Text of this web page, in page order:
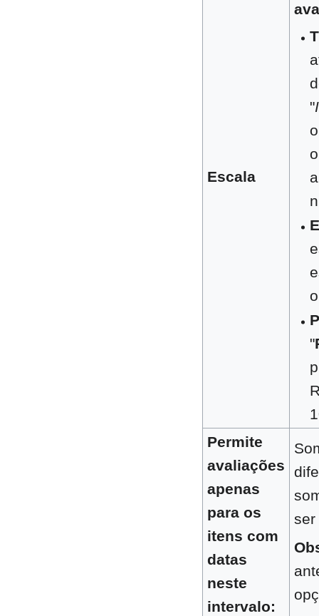
Escala
"
"
Permite
avaliações
apenas
para os
itens com
datas
neste
intervalo:
ser